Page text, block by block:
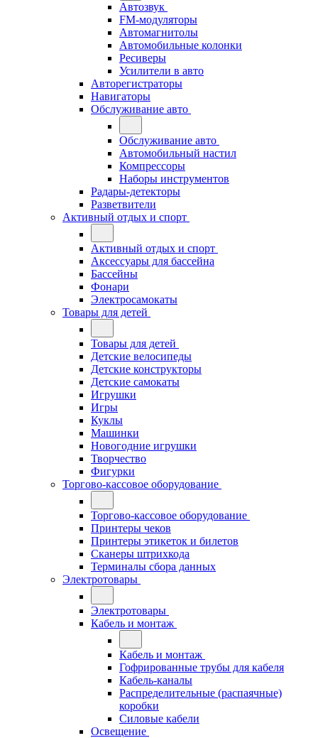
Автозвук
FM-модуляторы
Автомагнитолы
Автомобильные колонки
Ресиверы
Усилители в авто
Авторегистраторы
Навигаторы
Обслуживание авто
Обслуживание авто
Автомобильный настил
Компрессоры
Наборы инструментов
Радары-детекторы
Разветвители
Активный отдых и спорт
Активный отдых и спорт
Аксессуары для бассейна
Бассейны
Фонари
Электросамокаты
Товары для детей
Товары для детей
Детские велосипеды
Детские конструкторы
Детские самокаты
Игрушки
Игры
Куклы
Машинки
Новогодние игрушки
Творчество
Фигурки
Торгово-кассовое оборудование
Торгово-кассовое оборудование
Принтеры чеков
Принтеры этикеток и билетов
Сканеры штрихкода
Терминалы сбора данных
Электротовары
Электротовары
Кабель и монтаж
Кабель и монтаж
Гофрированные трубы для кабеля
Кабель-каналы
Распределительные (распаячные)
коробки
Силовые кабели
Освещение